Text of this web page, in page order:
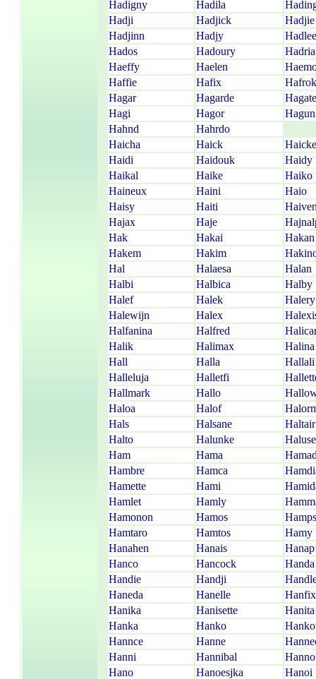
Hadigny
Hadila
Hadji
Hadjick
Hadjie
Hadjinn
Hadjy
Hados
Hadoury
Hadria
Haeffy
Haelen
Haffie
Hafix
Hagar
Hagarde
Hagate
Hagi
Hagor
Hagun
Hahnd
Hahrdo
Haicha
Haick
Haicke
Haidi
Haidouk
Haidy
Haikal
Haike
Haiko
Haineux
Haini
Haio
Haisy
Haiti
Hajax
Haje
Hak
Hakai
Hakan
Hakem
Hakim
Hal
Halaesa
Halan
Halbi
Halbica
Halby
Halef
Halek
Halery
Halewijn
Halex
Halfanina
Halfred
Halik
Halimax
Halina
Hall
Halla
Hallali
Halleluja
Halletfi
Hallmark
Hallo
Haloa
Halof
Hals
Halsane
Haltair
Halto
Halunke
Ham
Hama
Hambre
Hamca
Hamette
Hami
Hamlet
Hamly
Hamonon
Hamos
Hamps
Hamtaro
Hamtos
Hamy
Hanahen
Hanais
Hanap
Hanco
Hancock
Handa
Handie
Handji
Haneda
Hanelle
Hanfix
Hanika
Hanisette
Hanita
Hanka
Hanko
Hannce
Hanne
Hanni
Hannibal
Hanno
Hano
Hanoesjka
Hanoi